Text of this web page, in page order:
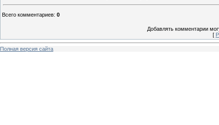
Всего комментариев: 0
Добавлять комментарии
[
Полная версия сайта